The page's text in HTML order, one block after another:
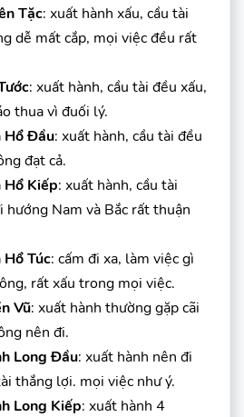
Tặc: xuất hành xấu, cầu tài
dễ mất cắp, mọi việc đều rất
: xuất hành, cầu tài đều xấu,
thua vì đuối lý.
Hổ Đầu: xuất hành, cầu tài đều
đạt cả.
Hổ Kiếp: xuất hành, cầu tài
hướng Nam và Bắc rất thuận
Hổ Túc: cấm đi xa, làm việc gì
rất xấu trong mọi việc.
Vũ: xuất hành thường gặp cãi
nên đi.
Long Đầu: xuất hành nên đi
thắng lợi. mọi việc như ý.
Long Kiếp: xuất hành 4